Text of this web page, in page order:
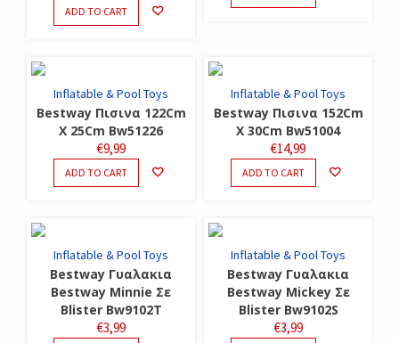
ADD TO CART
Inflatable & Pool Toys
Bestway Πισινα 122Cm
X 25Cm Bw51226
€9,99
ADD TO CART
Inflatable & Pool Toys
Bestway Πισινα 152Cm
X 30Cm Bw51004
€14,99
ADD TO CART
Inflatable & Pool Toys
Bestway Γυαλακια
Bestway Minnie Σε
Blister Bw9102T
€3,99
Inflatable & Pool Toys
Bestway Γυαλακια
Bestway Mickey Σε
Blister Bw9102S
€3,99